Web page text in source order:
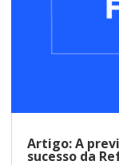
Artigo: A
sucesso da